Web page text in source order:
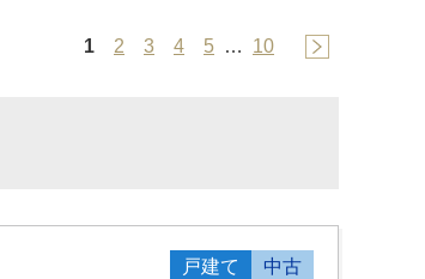
1 2 3 4 5 … 10
戸建て 中古